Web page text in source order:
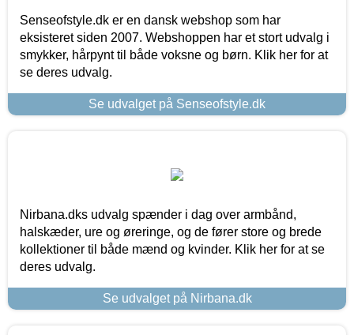
Senseofstyle.dk er en dansk webshop som har
eksisteret siden 2007. Webshoppen har et stort udvalg i
smykker, hårpynt til både voksne og børn. Klik her for at
se deres udvalg.
Se udvalget på Senseofstyle.dk
Nirbana.dks udvalg spænder i dag over armbånd,
halskæder, ure og øreringe, og de fører store og brede
kollektioner til både mænd og kvinder. Klik her for at se
deres udvalg.
Se udvalget på Nirbana.dk